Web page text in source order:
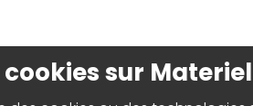
cookies sur